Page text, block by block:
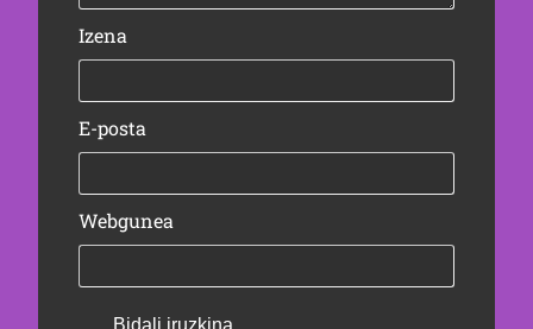
Izena
E-posta
Webgunea